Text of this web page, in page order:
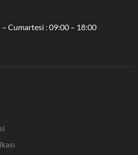
Cumartesi : 09:00 – 18:00